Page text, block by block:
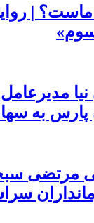
|
پارس به
مرتضی